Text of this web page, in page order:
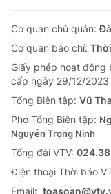
Cơ quan chủ quản:
Cơ quan báo chí:
Giấy phép hoạt động
cấp ngày 29/12/2023
Tổng Biên tập: Vũ
Phó Tổng Biên tập:
Nguyễn Trọng Ninh
Tổng đài VTV:
Ðiện thoại Thời báo
Email: